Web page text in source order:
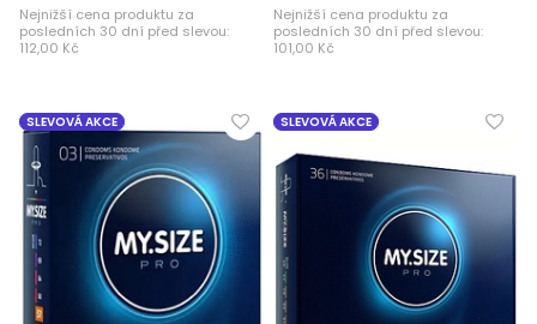
Nejnižší cena produktu za
posledních 30 dní před slevou:
112,00 Kč
Nejnižší cena produktu za
posledních 30 dní před slevou:
101,00 Kč
SLEVOVÁ AKCE SLEVOVÁ AKCE